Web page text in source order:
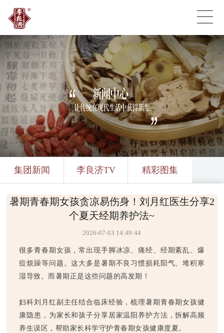
集团新闻 李良济TV 精彩图集
暑期青春期女孩贪凉易伤身！刘月红医生分享2
个夏天经期养护法~
2026-07-03 14:49:44
很多青春期女孩，常出现手脚冰凉、痛经、经期紊乱、爆
痘烦躁等问题。这大多是暑期不良习惯损耗阳气、堆积寒
湿导致。而暑期正是这些问题的高发期！
妇科刘月红副主任结合临床经验，梳理暑期青春期女孩健
康隐患，为家长和孩子分享居家温阳养护方法，拆解高频
养生误区，帮助家长科学守护青春期女孩健康度夏。